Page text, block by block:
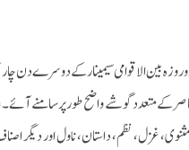
بین الاقوامی سیمینار کے دوسرے دن
متعدد گوشے واضح طور پر سامنے آئے۔
غزل، نظم ، داستان، ناول اور دیگر